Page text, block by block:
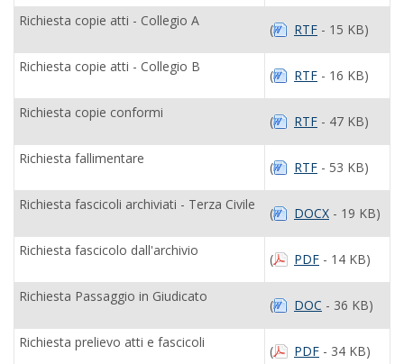
Richiesta copie atti - Collegio A
( RTF - 15 KB)
Richiesta copie atti - Collegio B
( RTF - 16 KB)
Richiesta copie conformi
( RTF - 47 KB)
Richiesta fallimentare
( RTF - 53 KB)
Richiesta fascicoli archiviati - Terza Civile
( DOCX - 19 KB)
Richiesta fascicolo dall'archivio
( PDF - 14 KB)
Richiesta Passaggio in Giudicato
( DOC - 36 KB)
Richiesta prelievo atti e fascicoli
( PDF - 34 KB)